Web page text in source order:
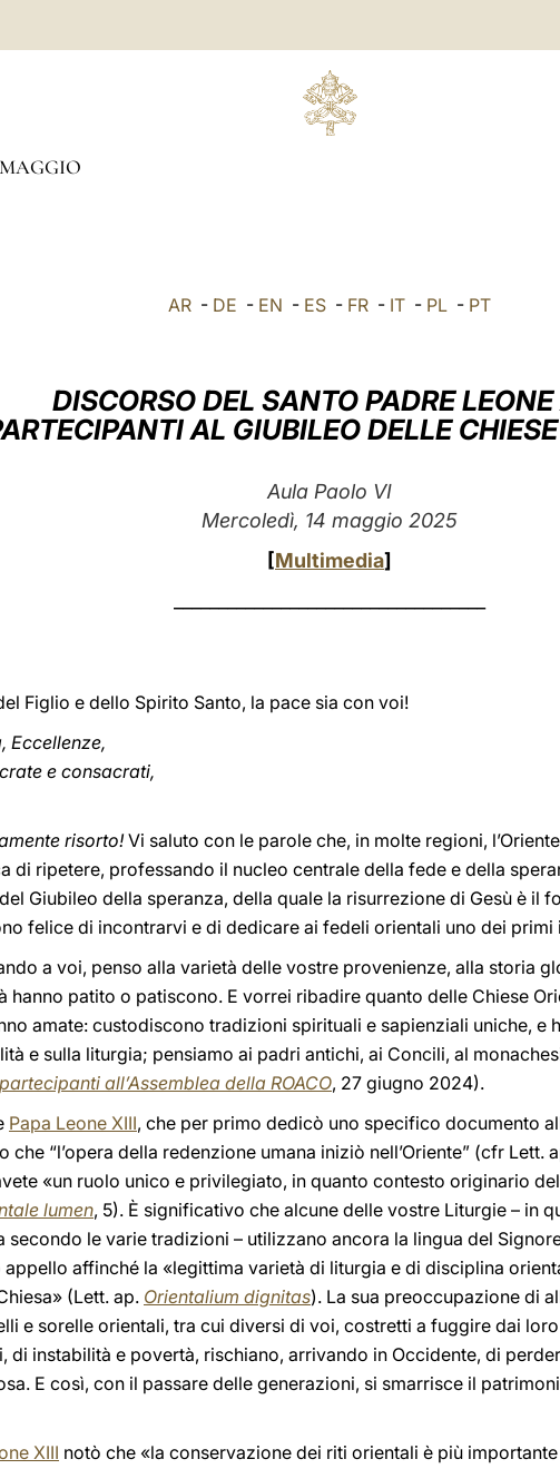
MAGGIO
AR - DE - EN - ES - FR - IT - PL - PT
DISCORSO DEL SANTO PADRE
AL GIUBILEO DELLE
Aula Paolo VI
Mercoledì, 14 maggio 2025
[Multimedia]
Figlio e dello Spirito Santo, la pace sia con voi!
Eccellenze,
e consacrati,
risorto!Vi saluto con le parole che, in molte regioni,
di ripetere, professando il nucleo centrale della fede e della
Giubileo della speranza, della quale la risurrezione di Gesù è il
felice di incontrarvi e di dedicare ai fedeli orientali uno dei
a voi, penso alla varietà delle vostre provenienze, alla storia
hanno patito o patiscono. E vorrei ribadire quanto delle Chiese
amate: custodiscono tradizioni spirituali e sapienziali uniche, e
e sulla liturgia; pensiamo ai padri antichi, ai Concili, al
all’Assemblea della ROACO, 27 giugno 2024).
Papa Leone XIII, che per primo dedicò uno specifico documento
“l’opera della redenzione umana iniziò nell’Oriente” (cfr Lett.
«un ruolo unico e privilegiato, in quanto contesto originario
lumen, 5). È significativo che alcune delle vostre Liturgie – in
secondo le varie tradizioni – utilizzano ancora la lingua del
appello affinché la «legittima varietà di liturgia e di disciplina
(Lett. ap. Orientalium dignitas). La sua preoccupazione di
e sorelle orientali, tra cui diversi di voi, costretti a fuggire dai
di instabilità e povertà, rischiano, arrivando in Occidente, di
E così, con il passare delle generazioni, si smarrisce il
XIII notò che «la conservazione dei riti orientali è più